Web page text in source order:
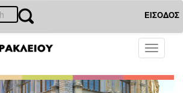
ΕΙΣΟΔΟΣ
Toggle